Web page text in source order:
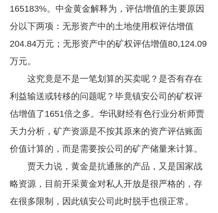
165183%。中金黄金解释为，评估增值的主要原因
分以下两项：无形资产中的土地使用权评估增值
204.84万元；无形资产中的矿权评估增值80,124.09
万元。
这究竟是不是一笔划算的买卖呢？是否有存在
利益输送或转移的问题呢？毕竟镇安公司的矿权评
估增值了1651倍之多。华讯财经有色行业分析师贾
天力分析，矿产资源是不按其原来的资产评估账面
价值计算的，而是需要按公司的矿产储量来计算。
贾天力说，黄金是抗通胀的产品，又是国家战
略资源，目前开采黄金对私人开放是很严格的，存
在很多限制，因此镇安公司此时脱手也很正常。